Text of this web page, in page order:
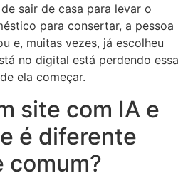
sair de casa para levar o
para consertar, a pessoa
e, muitas vezes, já escolheu
no digital está perdendo essa
ela começar.
site com IA e
é diferente
comum?